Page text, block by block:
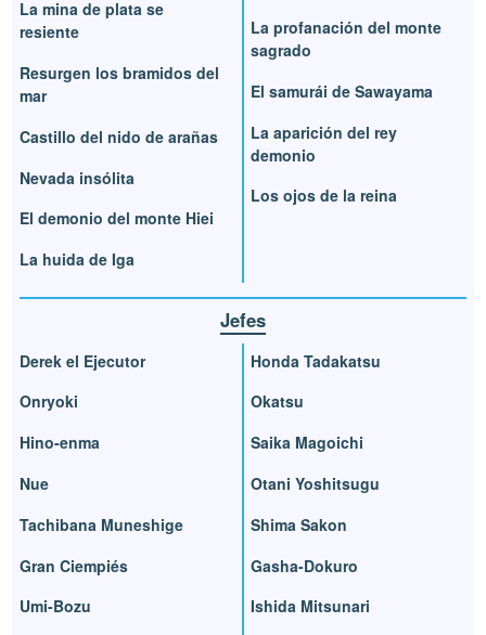
La mina de plata se
resiente
Resurgen los bramidos del
mar
Castillo del nido de arañas
Nevada insólita
El demonio del monte Hiei
La huida de Iga
La profanación del monte
sagrado
El samurái de Sawayama
La aparición del rey
demonio
Los ojos de la reina
Jefes
Derek el Ejecutor
Onryoki
Hino-enma
Nue
Tachibana Muneshige
Gran Ciempiés
Umi-Bozu
Honda Tadakatsu
Okatsu
Saika Magoichi
Otani Yoshitsugu
Shima Sakon
Gasha-Dokuro
Ishida Mitsunari